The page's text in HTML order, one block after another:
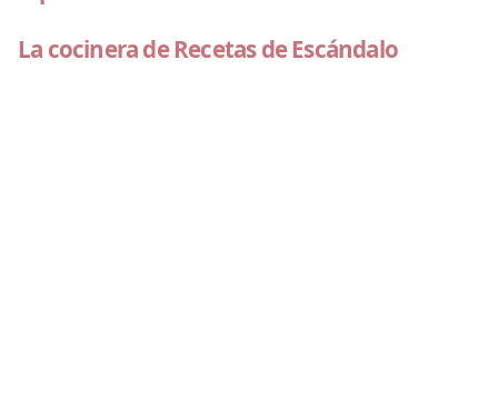
La cocinera de Recetas de Escándalo